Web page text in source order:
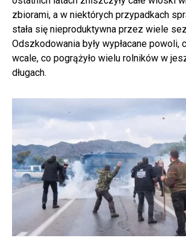
zbiorami, a w niektórych przypadkach
stała się nieproduktywna przez wiele
Odszkodowania były wypłacane powoli,
wcale, co pogrążyło wielu rolników w
długach.